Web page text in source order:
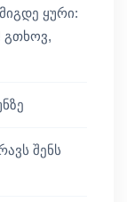
ყური:
გთხოვ,
შენს